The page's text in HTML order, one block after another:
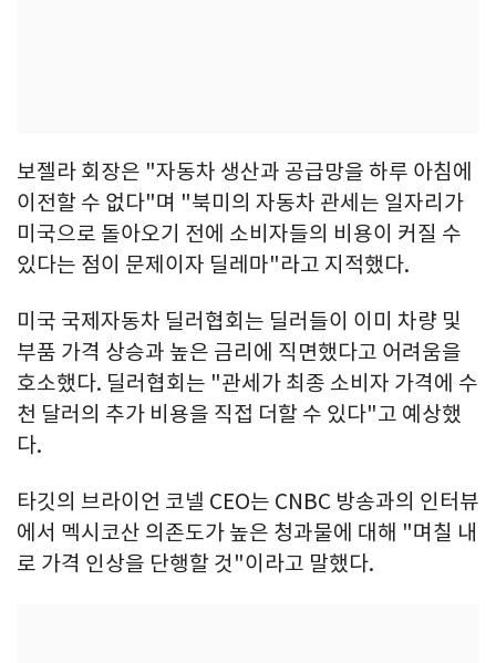
보젤라 회장은 "자동차 생산과 공급망을 하루 아침에
이전할 수 없다"며 "북미의 자동차 관세는 일자리가
미국으로 돌아오기 전에 소비자들의 비용이 커질 수
있다는 점이 문제이자 딜레마"라고 지적했다.
미국 국제자동차 딜러협회는 딜러들이 이미 차량 및
부품 가격 상승과 높은 금리에 직면했다고 어려움을
호소했다. 딜러협회는 "관세가 최종 소비자 가격에 수
천 달러의 추가 비용을 직접 더할 수 있다"고 예상했
다.
타깃의 브라이언 코넬 CEO는 CNBC 방송과의 인터뷰
에서 멕시코산 의존도가 높은 청과물에 대해 "며칠 내
로 가격 인상을 단행할 것"이라고 말했다.